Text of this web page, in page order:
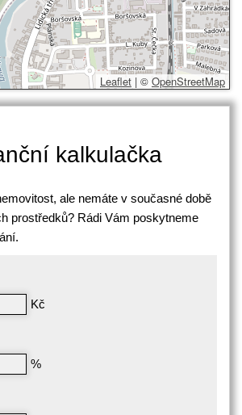
Leaflet | © OpenStreetMap
kalkulačka
ale nemáte v současné době
prostředků? Rádi Vám poskytneme
Kč
%